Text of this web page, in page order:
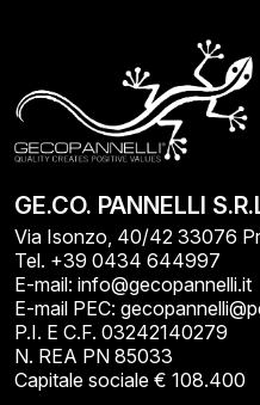
GE.CO. PANNELLI
Via Isonzo, 40/42 33076
Tel. +39 0434 644997
E-mail: info@gecopannelli.it
E-mail PEC:
P.I. E C.F. 03242140279
N. REA PN 85033
Capitale sociale € 108.400